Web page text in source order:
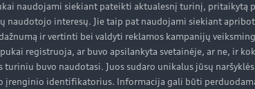
„Audi“
naudojami siekiant pateikti aktualesnį turinį, pritaikytą
naudotojo interesų. Jie taip pat naudojami siekiant
ir vertinti bei valdyti reklamos kampanijų
registruoja, ar buvo apsilankyta svetainėje, ar ne, ir
turiniu buvo naudotasi. Juos sudaro unikalus jūsų
įrenginio identifikatorius. Informacija gali būti